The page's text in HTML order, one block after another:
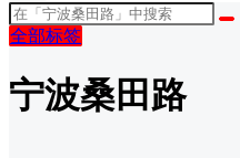
全部标签
宁波桑田路